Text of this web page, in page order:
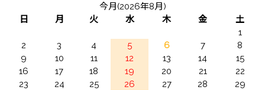
今月(2026年8月)
日
月 火 水 木 金
土
1
2
3 4 5 6 7
8
9
10 11 12 13 14
15
16
17 18 19 20 21
22
23
24 25 26 27 28
29